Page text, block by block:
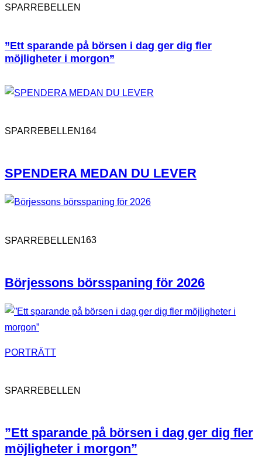
SPARREBELLEN
”Ett sparande på börsen i dag ger dig fler
möjligheter i morgon”
SPARREBELLEN 164
SPENDERA MEDAN DU LEVER
SPARREBELLEN 163
Börjessons börsspaning för 2026
PORTRÄTT
SPARREBELLEN
”Ett sparande på börsen i dag ger dig fler
möjligheter i morgon”